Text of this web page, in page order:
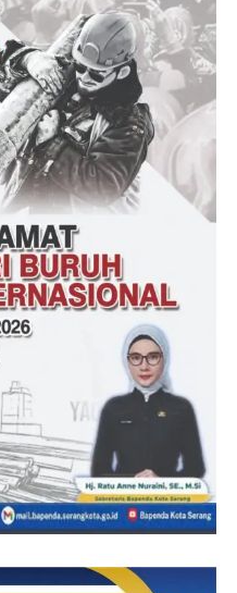
(TMMD) merupakan operasi
terpadu pada lintas sectoral
non Kementerian
sebagai upaya untuk
rangka percepatan
TMMD dilaksanakan atas
atas aspirasi dan kepentingan
integral karena melibatkan